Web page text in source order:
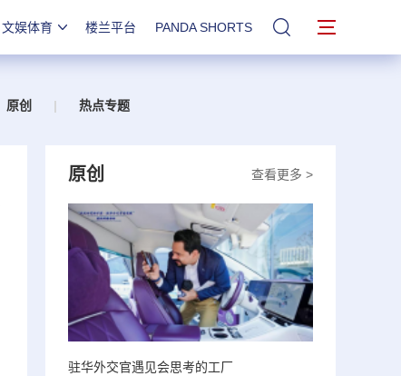
文娱体育 楼兰平台 PANDA SHORTS 站内搜索
原创 | 热点专题
查看更多 >
原创
驻华外交官遇见会思考的工厂